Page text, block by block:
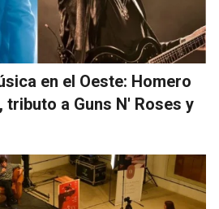
en el Oeste: Homero
a Guns N' Roses y